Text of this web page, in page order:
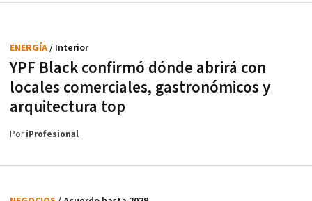
YPF Black confirmó dónde abrirá con
locales comerciales, gastronómicos y
arquitectura top
ENERGÍA/ Interior
PoriProfesional